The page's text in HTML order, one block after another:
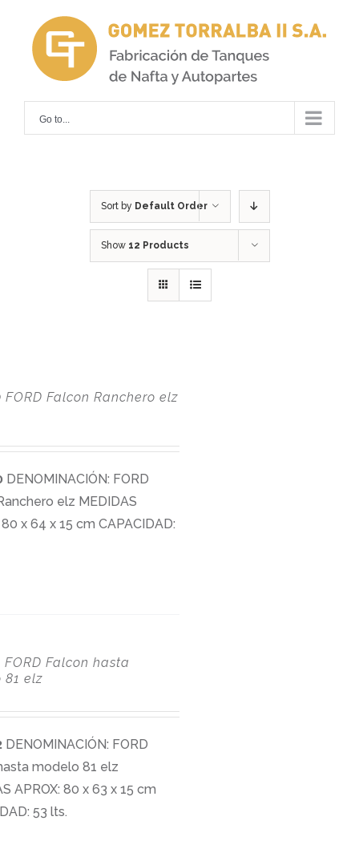
content
Go to...
Sort by Default Order
Show 12 Products
FORD Falcon Ranchero elz
DENOMINACIÓN: FORD
elz MEDIDAS
80 x 64 x 15 cm CAPACIDAD:
FORD Falcon hasta
81 elz
DENOMINACIÓN: FORD
modelo 81 elz
APROX: 80 x 63 x 15 cm
53 lts.